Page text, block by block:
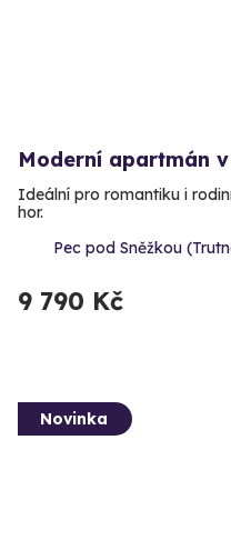
Moderní apartmán
Ideální pro romantiku i
hor.
Pec pod Sněžkou
9 790 Kč
Novinka